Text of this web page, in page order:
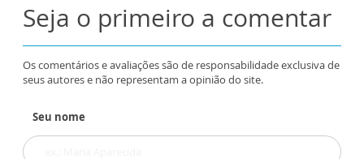
Seja o primeiro a comentar
Os comentários e avaliações são de responsabilidade exclusiva de
seus autores e não representam a opinião do site.
Seu nome